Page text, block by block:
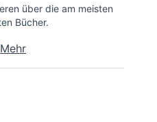
über die am meisten
Bücher.
Mehr